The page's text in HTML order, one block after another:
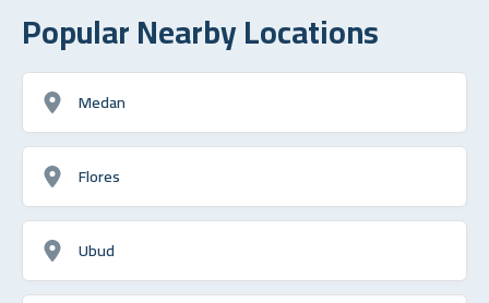
Popular Nearby Locations
Medan
Flores
Ubud